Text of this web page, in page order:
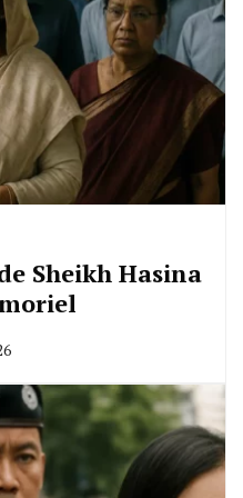
Sheikh Hasina